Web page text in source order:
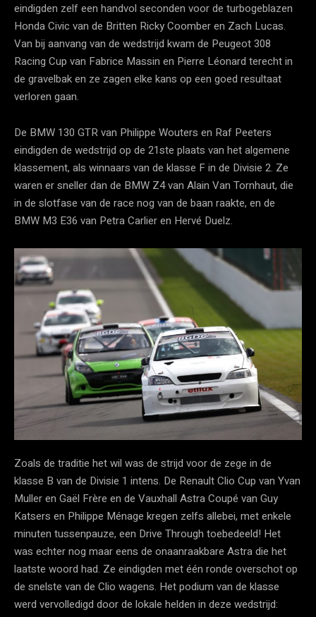
eindigden zelf een handvol seconden voor de turbogeblazen
Honda Civic van de Britten Ricky Coomber en Zach Lucas.
Van bij aanvang van de wedstrijd kwam de Peugeot 308
Racing Cup van Fabrice Massin en Pierre Léonard terecht in
de gravelbak en ze zagen elke kans op een goed resultaat
verloren gaan.
De BMW 130 GTR van Philippe Wouters en Raf Peeters
eindigden de wedstrijd op de 21ste plaats van het algemene
klassement, als winnaars van de klasse F in de Divisie 2. Ze
waren er sneller dan de BMW Z4 van Alain Van Tornhaut, die
in de slotfase van de race nog van de baan raakte, en de
BMW M3 E36 van Petra Carlier en Hervé Duelz.
Zoals de traditie het wil was de strijd voor de zege in de
klasse B van de Divisie 1 intens. De Renault Clio Cup van Yvan
Muller en Gaël Frère en de Vauxhall Astra Coupé van Guy
Katsers en Philippe Ménage kregen zelfs allebei, met enkele
minuten tussenpauze, een Drive Through toebedeeld! Het
was echter nog maar eens de onaanraakbare Astra die het
laatste woord had. Ze eindigden met één ronde overschot op
de snelste van de Clio wagens. Het podium van de klasse
werd vervolledigd door de lokale helden in deze wedstrijd: